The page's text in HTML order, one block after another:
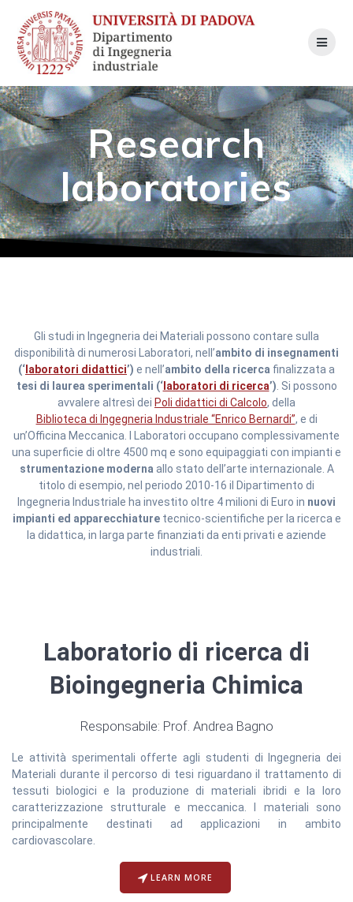
to
Research
laboratories
Gli studi in Ingegneria dei Materiali possono contare sulla
disponibilità di numerosi Laboratori, nell’ambito di insegnamenti
(‘ laboratori didattici’) e nell’ambito della ricerca finalizzata a
tesi di laurea sperimentali (‘laboratori di ricerca’) . Si possono
avvalere altresì dei Poli didattici di Calcolo, della
Biblioteca di Ingegneria Industriale “Enrico Bernardi”, e di
un’Officina Meccanica. I Laboratori occupano complessivamente
una superficie di oltre 4500 mq e sono equipaggiati con impianti e
strumentazione moderna allo stato dell’arte internazionale. A
titolo di esempio, nel periodo 2010-16 il Dipartimento di
Ingegneria Industriale ha investito oltre 4 milioni di Euro in nuovi
impianti ed apparecchiaturetecnico-scientifiche per la ricerca e
la didattica, in larga parte finanziati da enti privati e aziende
industriali.
Laboratorio di ricerca di
Bioingegneria Chimica
Responsabile: Prof. Andrea Bagno
Le attività sperimentali offerte agli studenti di Ingegneria dei
Materiali durante il percorso di tesi riguardano il trattamento di
tessuti biologici e la produzione di materiali ibridi e la loro
caratterizzazione strutturale e meccanica. I materiali sono
principalmente destinati ad applicazioni in ambito
cardiovascolare.
LEARN MORE